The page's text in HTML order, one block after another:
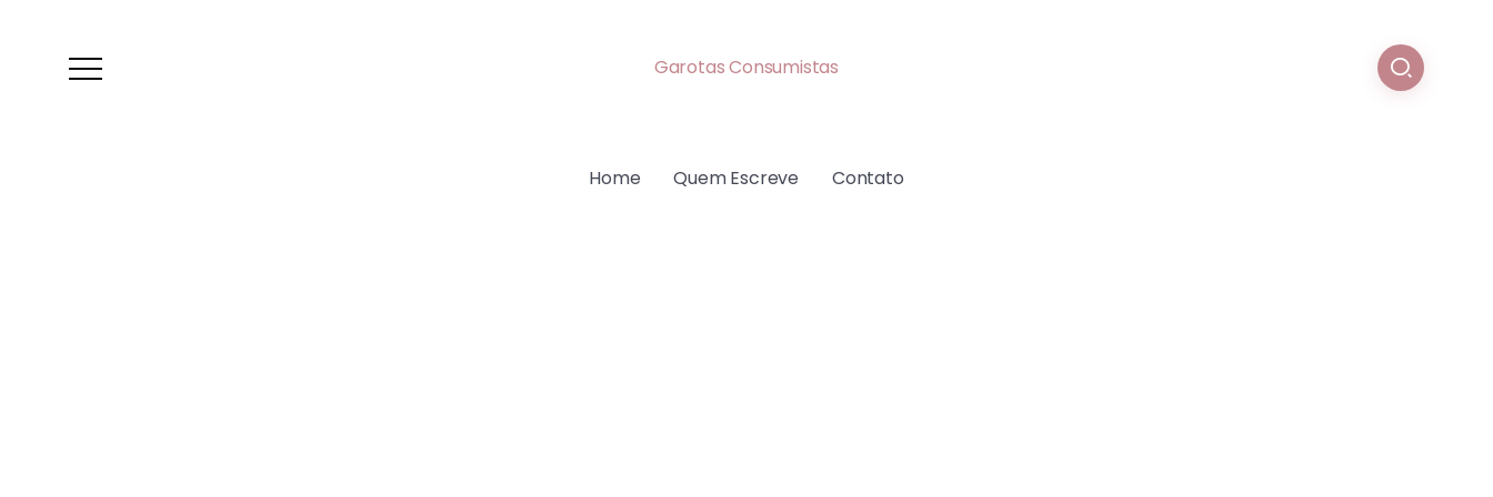
Garotas Consumistas
Home Quem Escreve Contato